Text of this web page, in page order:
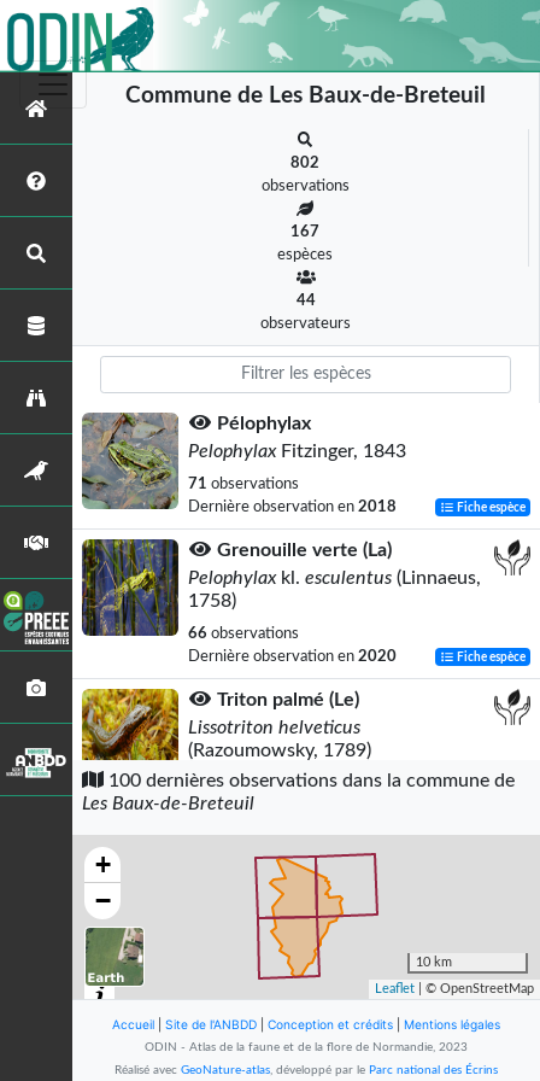
Commune de Les Baux-de-Breteuil
802
observations
167
espèces
44
observateurs
Pélophylax
PelophylaxFitzinger, 1843
71 observations
Dernière observation en 2018 Fiche espèce
Grenouille verte (La)
Pelophylax kl. esculentus (Linnaeus,
1758)
66 observations
Dernière observation en 2020 Fiche espèce
Triton palmé (Le)
Lissotriton helveticus
(Razoumowsky, 1789)
48observations
Dernière observation en
Grenouille agile (La)
Rana dalmatinaFitzinger
Bonaparte, 1838
observations
Dernière observation en
Fiche espèce
Grenouille rousse (La)
Rana temporariaLinnaeus, 1758
100 dernières observations dans la commune de
Les Baux-de-Breteuil
+
−
10 km
Leaflet | © OpenStreetMap
Accueil Site de l'ANBDD Conception et crédits Mentions légales
ODIN - Atlas de la faune et de la flore de Normandie, 2023
Réalisé avec GeoNature-atlas, développé par le Parc national des Écrins